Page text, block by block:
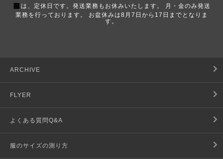
■ は、定休日です。発送業務もお休みいたします。 月・金のみ発送
業務を行っております。 お盆休みは8月7日から17日までとなりま
す。
ARCHIVE
FLYER
よくある質問Q&A
服のサイズの測り方